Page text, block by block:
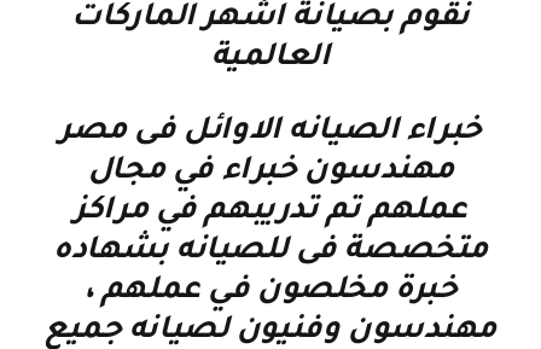
نقوم بصيانة اشهر الماركات
العالمية
خبراء الصيانه الاوائل فى مصر
مهندسون خبراء في مجال
عملهم تم تدريبهم في مراكز
متخصصة فى للصيانه بشهاده
خبرة مخلصون في عملهم ،
مهندسون وفنيون لصيانه جميع